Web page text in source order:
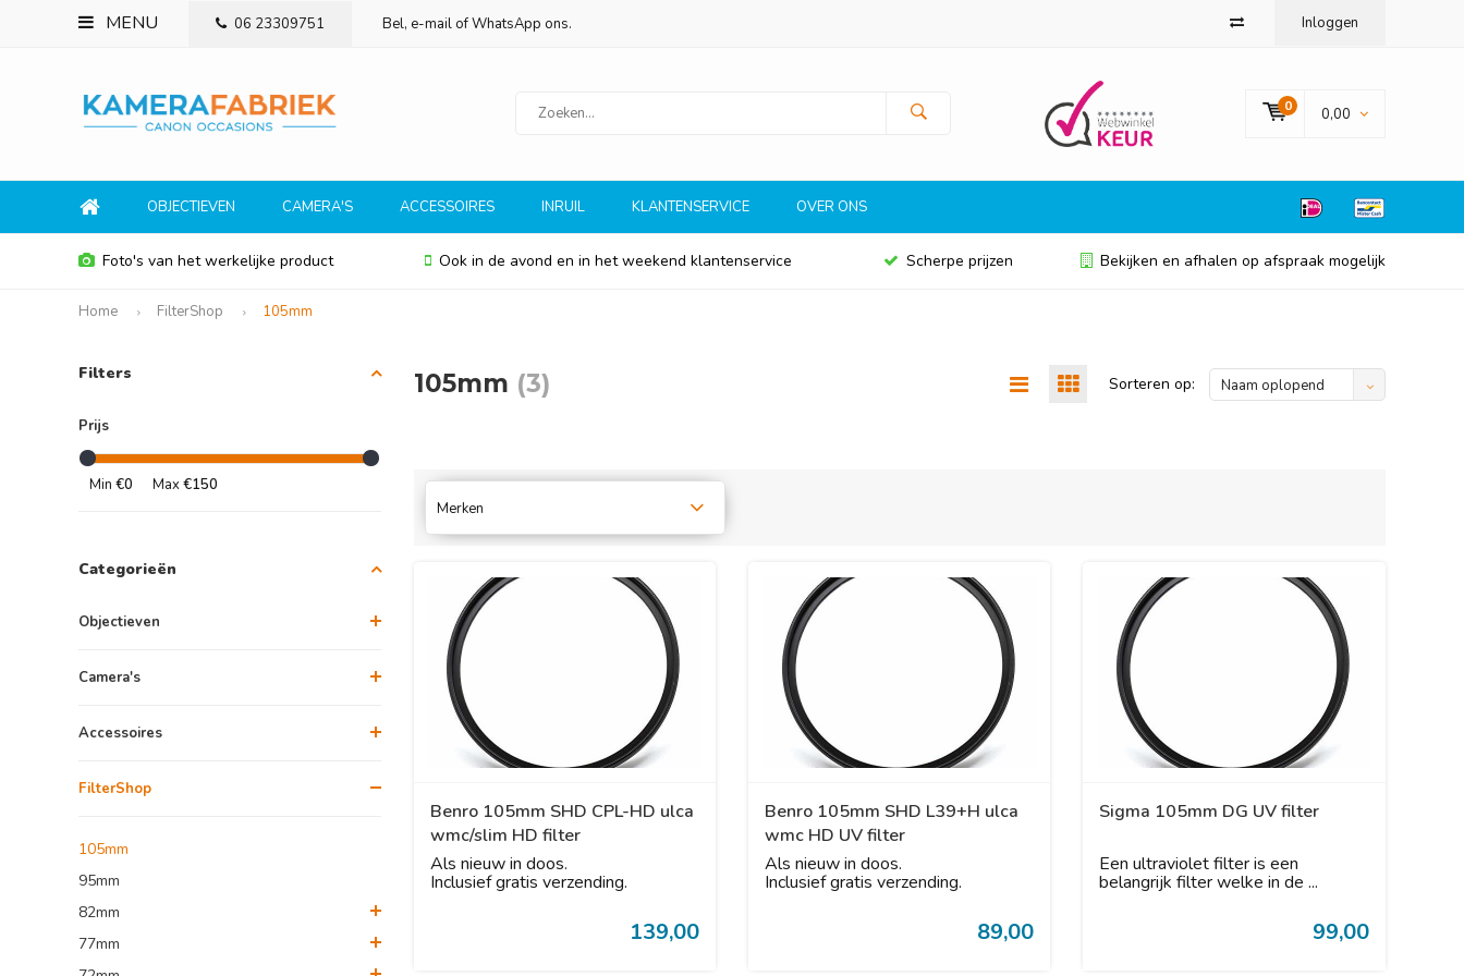
MENU 06 23309751 Bel, e-mail of WhatsApp ons. Inloggen
0 0,00
OBJECTIEVEN CAMERA'S ACCESSOIRES INRUIL KLANTENSERVICE OVER ONS
Foto's van het werkelijke product Ook in de avond en in het weekend klantenservice Scherpe prijzen Bekijken en afhalen op afspraak mogelijk
Home FilterShop 105mm
Filters
Prijs
Min €0 Max€150
Categorieën
Objectieven
Camera's
Accessoires
FilterShop
105mm
95mm
82mm
77mm
105mm (3) Sorteren op: Naam oplopend
Merken
Benro 105mm SHD CPL-HD ulca
wmc/slim HD filter
Als nieuw in doos.
Inclusief gratis verzending.
139,00
Benro 105mm SHD L39+H ulca
wmc HD UV filter
Als nieuw in doos.
Inclusief gratis verzending.
89,00
Sigma 105mm DG UV filter
Een ultraviolet filter is een
belangrijk filter welke in de ...
99,00